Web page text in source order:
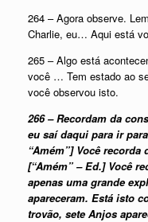
264 – Agora observe.
Charlie, eu… Aqui está
265 – Algo está
você … Tem estado ao
você observou isto.
266 – Recordam da
eu saí daqui para ir
“Amém”] Você recorda
[“Amém” – Ed.] Você
apenas uma grande
apareceram. Está isto
trovão, sete Anjos